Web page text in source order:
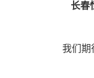
长春
我们期